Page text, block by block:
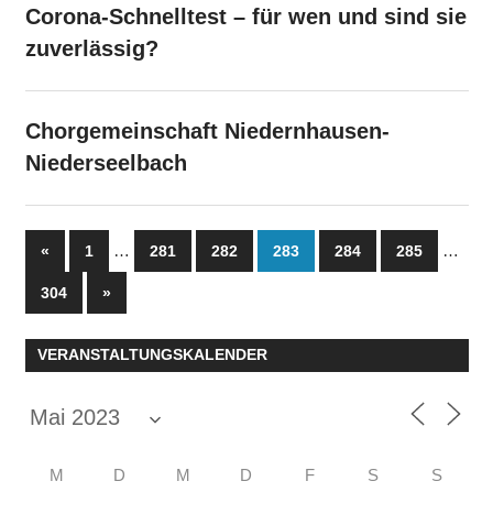
Corona-Schnelltest – für wen und sind sie
zuverlässig?
Chorgemeinschaft Niedernhausen-
Niederseelbach
Seitennummerierung
der
Beiträge
«Vorherige
Beiträge
1 … 281 282 283 284 285 …
304
Nächste
Beiträge
»
VERANSTALTUNGSKALENDER
M D M D F S S